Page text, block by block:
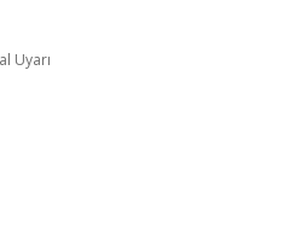
Uyarı